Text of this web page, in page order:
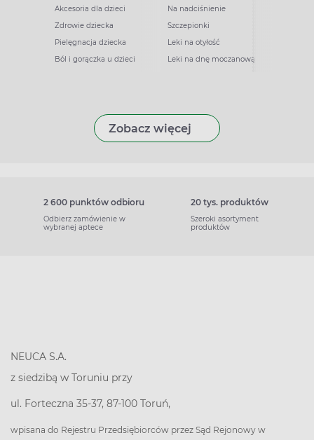
Akcesoria dla dzieci
Zdrowie dziecka
Pielęgnacja dziecka
Ból i gorączka u dzieci
Na nadciśnienie
Szczepionki
Leki na otyłość
Leki na dnę moczanową
Zobacz więcej
2 600 punktów odbioru
Odbierz zamówienie w
wybranej aptece
20 tys. produktów
Szeroki asortyment
produktów
NEUCA S.A.
z siedzibą w Toruniu przy
ul. Forteczna 35-37, 87-100 Toruń,
wpisana do Rejestru Przedsiębiorców przez Sąd Rejonowy w